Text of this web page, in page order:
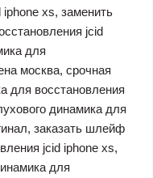
xs, заменить
jcid
для
москва, срочная
для восстановления
динамика для
заказать шлейф
jcid iphone xs,
для